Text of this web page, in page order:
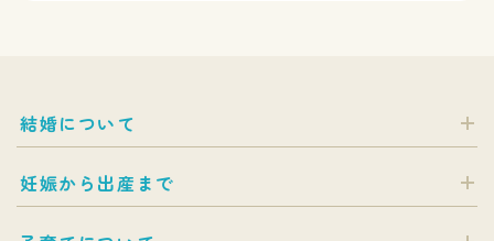
結婚について
妊娠から出産まで